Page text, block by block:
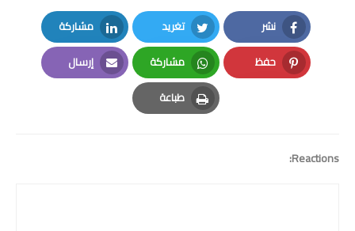
نشر
Facebook
تغريد
Twitter
مشاركة
LinkedIn
حفظ
Pinterest
مشاركة
Whatsapp
إرسال
Email
طباعة
Print
Reactions: